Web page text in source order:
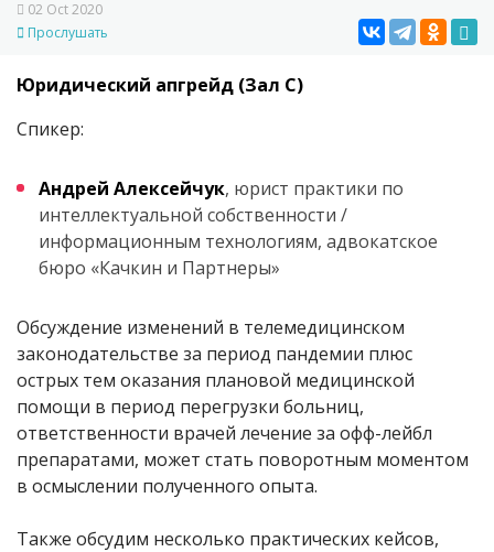
02 Oct 2020
Прослушать
Юридический апгрейд (Зал C)
Спикер:
Андрей Алексейчук, юрист практики по
интеллектуальной собственности /
информационным технологиям, адвокатское
бюро «Качкин и Партнеры»
Обсуждение изменений в телемедицинском
законодательстве за период пандемии плюс
острых тем оказания плановой медицинской
помощи в период перегрузки больниц,
ответственности врачей лечение за офф-лейбл
препаратами, может стать поворотным моментом
в осмыслении полученного опыта.
Также обсудим несколько практических кейсов,